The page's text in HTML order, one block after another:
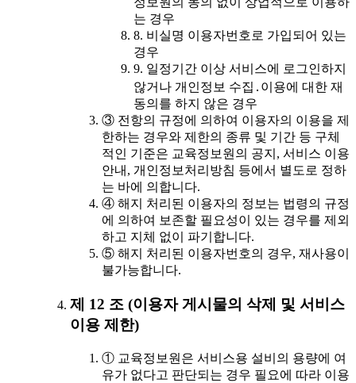
는 경우
8. 비실명 이용자번호로 가입되어 있는
경우
9. 일정기간 이상 서비스에 로그인하지
않거나 개인정보 수집․이용에 대한 재
동의를 하지 않은 경우
③ 전항의 규정에 의하여 이용자의 이용을 제
한하는 경우와 제한의 종류 및 기간 등 구체
적인 기준은 교육정보원의 공지, 서비스 이용
안내, 개인정보처리방침 등에서 별도로 정하
는 바에 의합니다.
④ 해지 처리된 이용자의 정보는 법령의 규정
에 의하여 보존할 필요성이 있는 경우를 제외
하고 지체 없이 파기합니다.
⑤ 해지 처리된 이용자번호의 경우, 재사용이
불가능합니다.
제 12 조 (이용자 게시물의 삭제 및 서비스
이용 제한)
① 교육정보원은 서비스용 설비의 용량에 여
유가 없다고 판단되는 경우 필요에 따라 이용